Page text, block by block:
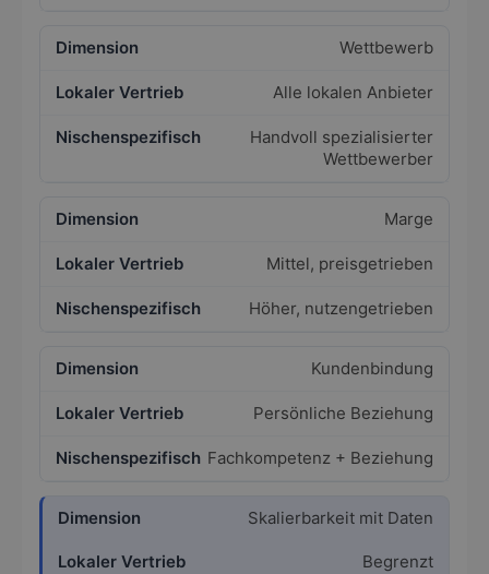
Wettbewerb
Alle lokalen Anbieter
Handvoll spezialisierter
Wettbewerber
Marge
Mittel, preisgetrieben
Höher, nutzengetrieben
Kundenbindung
Persönliche Beziehung
Fachkompetenz + Beziehung
Skalierbarkeit mit Daten
Begrenzt